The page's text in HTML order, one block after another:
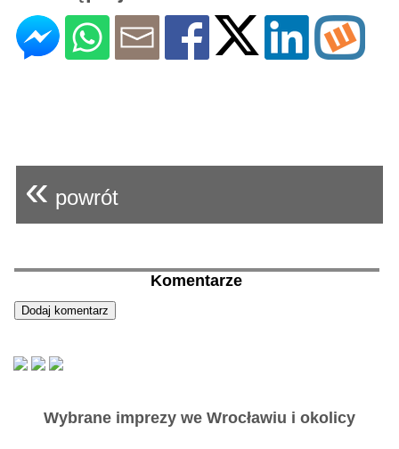
« powrót
Komentarze
Wybrane imprezy we Wrocławiu i okolicy